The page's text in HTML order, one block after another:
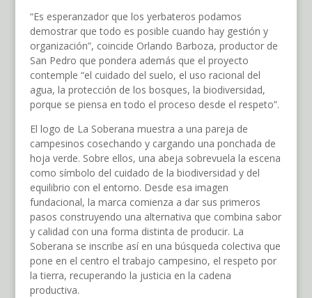
“Es esperanzador que los yerbateros podamos
demostrar que todo es posible cuando hay gestión y
organización”, coincide Orlando Barboza, productor de
San Pedro que pondera además que el proyecto
contemple “el cuidado del suelo, el uso racional del
agua, la protección de los bosques, la biodiversidad,
porque se piensa en todo el proceso desde el respeto”.
El logo de La Soberana muestra a una pareja de
campesinos cosechando y cargando una ponchada de
hoja verde. Sobre ellos, una abeja sobrevuela la escena
como símbolo del cuidado de la biodiversidad y del
equilibrio con el entorno. Desde esa imagen
fundacional, la marca comienza a dar sus primeros
pasos construyendo una alternativa que combina sabor
y calidad con una forma distinta de producir. La
Soberana se inscribe así en una búsqueda colectiva que
pone en el centro el trabajo campesino, el respeto por
la tierra, recuperando la justicia en la cadena
productiva.